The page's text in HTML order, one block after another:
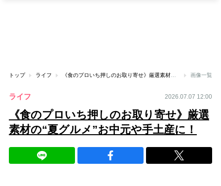
トップ ライフ 《食のプロいち押しのお取り寄せ》厳選素材の“夏グルメ”お中元や手土産に！ 画像一覧
ライフ 2026.07.07 12:00
《食のプロいち押しのお取り寄せ》厳選
素材の“夏グルメ”お中元や手土産に！